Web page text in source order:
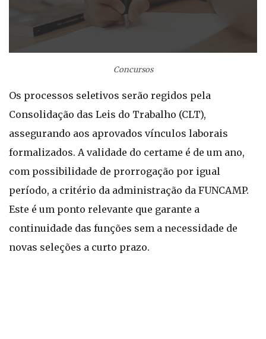
Concursos
Os processos seletivos serão regidos pela
Consolidação das Leis do Trabalho (CLT),
assegurando aos aprovados vínculos laborais
formalizados. A validade do certame é de um ano,
com possibilidade de prorrogação por igual
período, a critério da administração da FUNCAMP.
Este é um ponto relevante que garante a
continuidade das funções sem a necessidade de
novas seleções a curto prazo.